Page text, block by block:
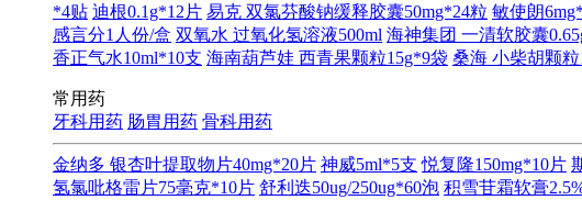
*4贴 迪根0.1g*12片 易克 双氯芬酸钠缓释胶囊50mg*24粒 敏使朗
感言分1人份/盒 双氧水 过氧化氢溶液500ml 海神集团 一清软胶囊
香正气水10ml*10支 海南葫芦娃 西青果颗粒15g*9袋 桑海 小柴胡颗
常用药
牙科用药 肠胃用药 骨科用药
金纳多 银杏叶提取物片40mg*20片 神威5ml*5支 悦复隆150mg*10片
氢氯吡格雷片75毫克*10片 舒利迭50ug/250ug*60泡 积雪苷霜软膏